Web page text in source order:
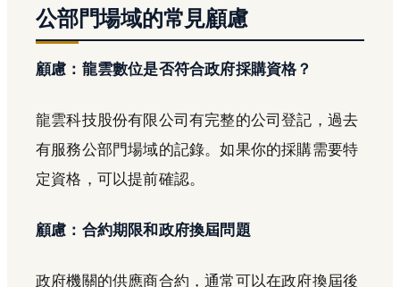
公部門場域的常見顧慮
顧慮：龍雲數位是否符合政府採購資格？
龍雲科技股份有限公司有完整的公司登記，過去
有服務公部門場域的記錄。如果你的採購需要特
定資格，可以提前確認。
顧慮：合約期限和政府換屆問題
政府機關的供應商合約，通常可以在政府換屆後